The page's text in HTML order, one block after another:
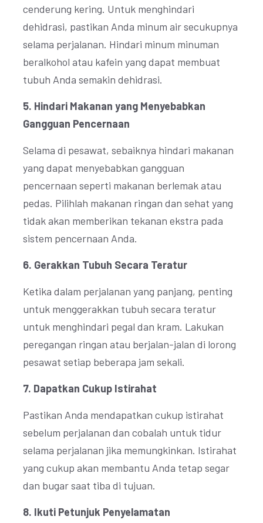
cenderung kering. Untuk menghindari
dehidrasi, pastikan Anda minum air secukupnya
selama perjalanan. Hindari minum minuman
beralkohol atau kafein yang dapat membuat
tubuh Anda semakin dehidrasi.
5. Hindari Makanan yang Menyebabkan
Gangguan Pencernaan
Selama di pesawat, sebaiknya hindari makanan
yang dapat menyebabkan gangguan
pencernaan seperti makanan berlemak atau
pedas. Pilihlah makanan ringan dan sehat yang
tidak akan memberikan tekanan ekstra pada
sistem pencernaan Anda.
6. Gerakkan Tubuh Secara Teratur
Ketika dalam perjalanan yang panjang, penting
untuk menggerakkan tubuh secara teratur
untuk menghindari pegal dan kram. Lakukan
peregangan ringan atau berjalan-jalan di lorong
pesawat setiap beberapa jam sekali.
7. Dapatkan Cukup Istirahat
Pastikan Anda mendapatkan cukup istirahat
sebelum perjalanan dan cobalah untuk tidur
selama perjalanan jika memungkinkan. Istirahat
yang cukup akan membantu Anda tetap segar
dan bugar saat tiba di tujuan.
8. Ikuti Petunjuk Penyelamatan